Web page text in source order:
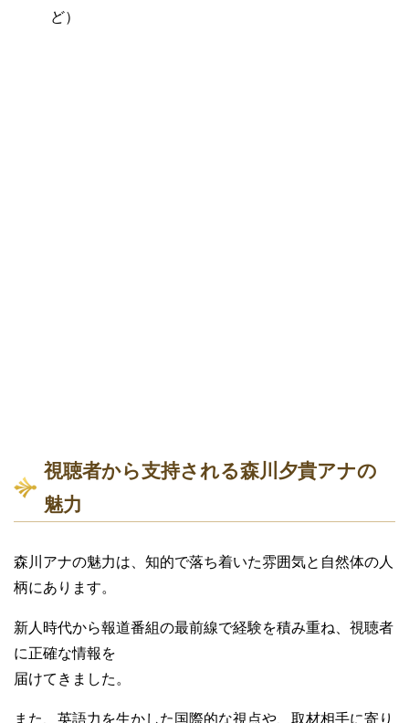
ど）
視聴者から支持される森川夕貴アナの
魅力
森川アナの魅力は、知的で落ち着いた雰囲気と自然体の人
柄にあります。
新人時代から報道番組の最前線で経験を積み重ね、視聴者
に正確な情報を
届けてきました。
また、英語力を生かした国際的な視点や、取材相手に寄り